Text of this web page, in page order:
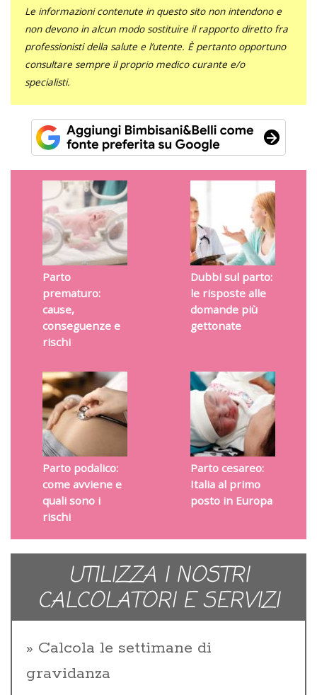
Le informazioni contenute in questo sito non intendono e
non devono in alcun modo sostituire il rapporto diretto fra
professionisti della salute e l’utente. È pertanto opportuno
consultare sempre il proprio medico curante e/o
specialisti.
Parto
prematuro:
cause,
conseguenze e
rischi
Dubbi sul parto:
le risposte alle
domande più
gettonate
Parto podalico:
come avviene e
quali sono i
rischi
Parto cesareo:
Italia al primo
posto in Europa
UTILIZZA I NOSTRI
CALCOLATORI E SERVIZI
Calcola le settimane di
gravidanza